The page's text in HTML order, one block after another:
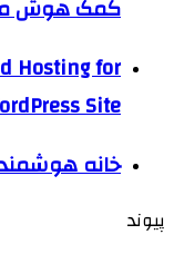
کمک هوش
Hosting for
Site
خانه
پیوند